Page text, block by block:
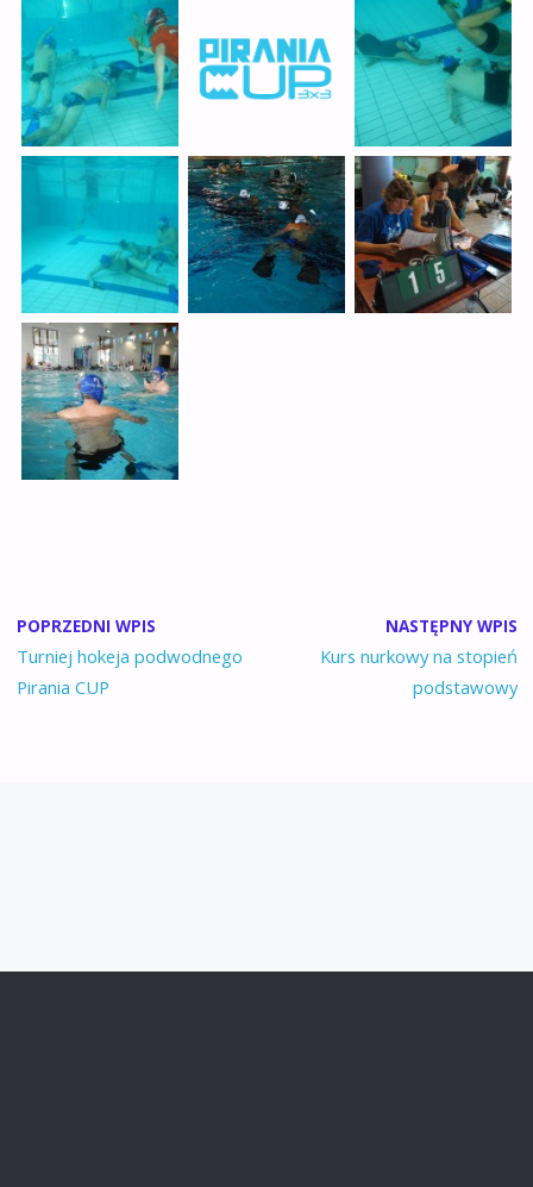
POPRZEDNI WPIS
Turniej hokeja podwodnego
Pirania CUP
NASTĘPNY WPIS
Kurs nurkowy na stopień
podstawowy